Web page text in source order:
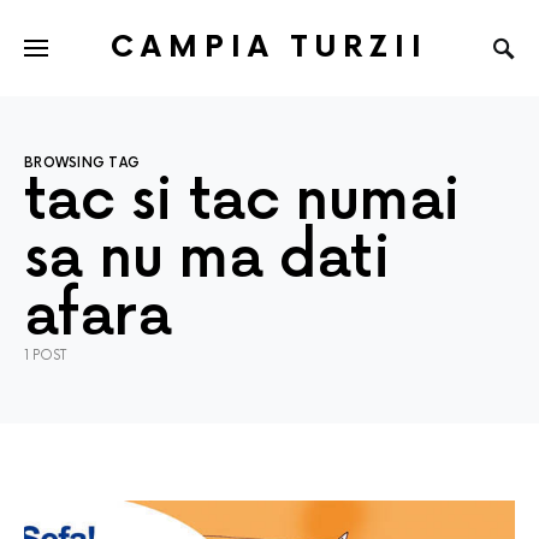
CAMPIA TURZII
BROWSING TAG
tac si tac numai
sa nu ma dati
afara
1 POST